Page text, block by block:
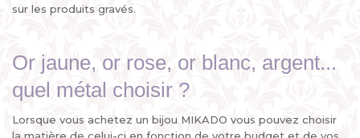
sur les produits gravés.
Or jaune, or rose, or blanc, argent...
quel métal choisir ?
Lorsque vous achetez un bijou MIKADO vous pouvez choisir